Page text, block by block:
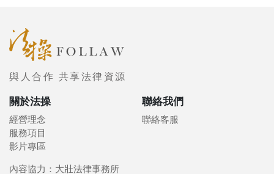
與人合作 共享法律資源
關於法操
經營理念
服務項目
影片專區
聯絡我們
聯絡客服
內容協力：大壯法律事務所